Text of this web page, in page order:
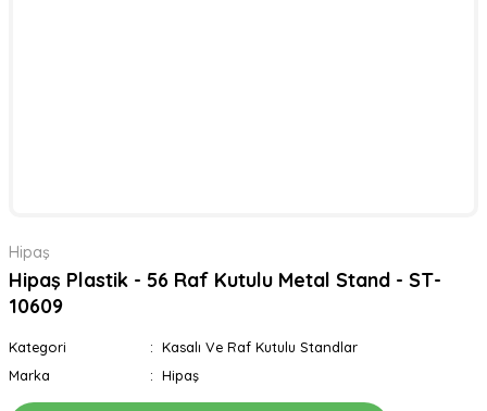
Hipaş
Hipaş Plastik - 56 Raf Kutulu Metal Stand - ST-
10609
Kategori
Kasalı Ve Raf Kutulu Standlar
Marka
Hipaş